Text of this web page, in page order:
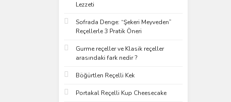
Lezzeti
Sofrada Denge: “Şekeri Meyveden”
Reçellerle 3 Pratik Öneri
Gurme reçeller ve Klasik reçeller
arasındaki fark nedir ?
Böğürtlen Reçelli Kek
Portakal Reçelli Kup Cheesecake